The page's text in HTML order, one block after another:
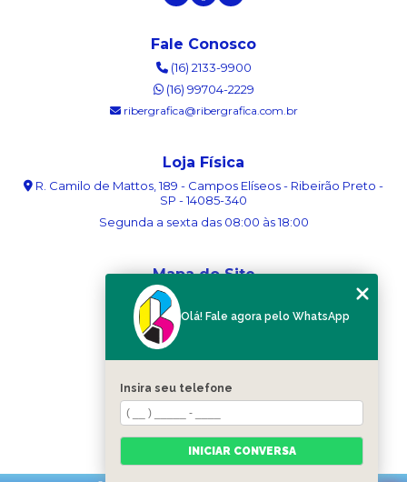
Fale Conosco
(16) 2133-9900
(16) 99704-2229
ribergrafica@ribergrafica.com.br
Loja Física
R. Camilo de Mattos, 189 - Campos Elíseos - Ribeirão Preto -
SP - 14085-340
Segunda a sexta das 08:00 às 18:00
Mapa do Site
Sobre nós
Blog
Categorias
Mapa do site
Olá! Fale agora pelo WhatsApp
Insira seu telefone
INICIAR CONVERSA